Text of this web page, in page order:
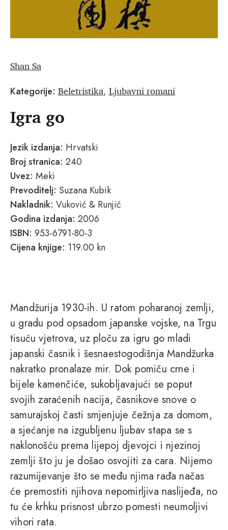
Shan Sa
Kategorije: Beletristika, Ljubavni romani
Igra go
Jezik izdanja: Hrvatski
Broj stranica: 240
Uvez: Meki
Prevoditelj: Suzana Kubik
Nakladnik: Vuković & Runjić
Godina izdanja: 2006
ISBN: 953-6791-80-3
Cijena knjige: 119.00 kn
Mandžurija 1930-ih. U ratom poharanoj zemlji,
u gradu pod opsadom japanske vojske, na Trgu
tisuću vjetrova, uz ploču za igru go mladi
japanski časnik i šesnaestogodišnja Mandžurka
nakratko pronalaze mir. Dok pomiču crne i
bijele kamenčiće, sukobljavajući se poput
svojih zaraćenih nacija, časnikove snove o
samurajskoj časti smjenjuje čežnja za domom,
a sjećanje na izgubljenu ljubav stapa se s
naklonošću prema lijepoj djevojci i njezinoj
zemlji što ju je došao osvojiti za cara. Nijemo
razumijevanje što se među njima rađa načas
će premostiti njihova nepomirljiva naslijeđa, no
tu će krhku prisnost ubrzo pomesti neumoljivi
vihori rata.